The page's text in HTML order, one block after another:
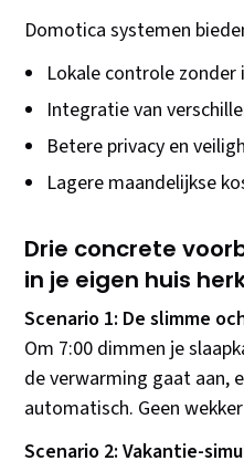
Domotica systemen
Lokale controle
Integratie van
Betere privacy en
Lagere maandelijkse
Drie concrete
in je eigen huis
Scenario 1: De slimme
Om 7:00 dimmen je
de verwarming gaat aan,
automatisch. Geen
Scenario 2: Vakantie-